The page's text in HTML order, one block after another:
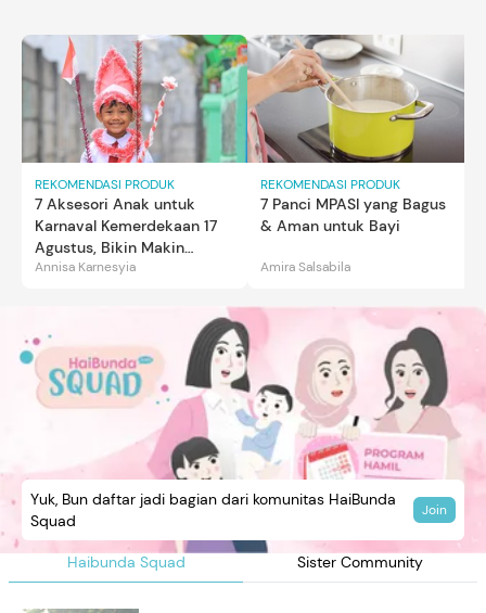
REKOMENDASI PRODUK
7 Aksesori Anak untuk
Karnaval Kemerdekaan 17
Agustus, Bikin Makin
Gemas
Annisa Karnesyia
REKOMENDASI PRODUK
7 Panci MPASI yang Bagus
& Aman untuk Bayi
Amira Salsabila
Haibunda Squad Sister Community
Yuk, Bun daftar jadi bagian dari komunitas HaiBunda
Squad
Join